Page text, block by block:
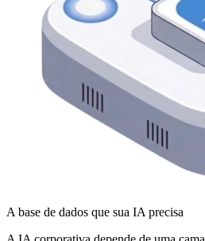
A base de dados que sua IA precisa